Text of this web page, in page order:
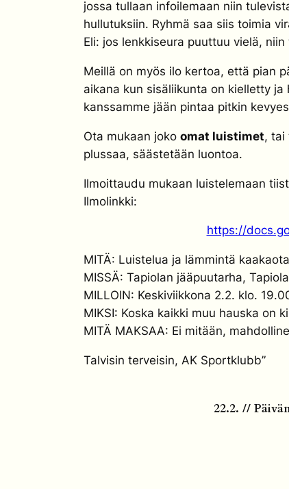
jossa tullaan infoilemaan niin
hullutuksiin. Ryhmä saa siis toimia
Eli: jos lenkkiseura puuttuu vielä,
Meillä on myös ilo kertoa, että pian
aikana kun sisäliikunta on kielletty
kanssamme jään pintaa pitkin
Ota mukaan joko omat luistimet, tai
plussaa, säästetään luontoa.
Ilmoittaudu mukaan luistelemaan
Ilmolinkki:
https://
MITÄ: Luistelua ja lämmintä kaakaota
MISSÄ: Tapiolan jääpuutarha,
MILLOIN: Keskiviikkona 2.2. klo.
MIKSI: Koska kaikki muu hauska on
MITÄ MAKSAA: Ei mitään,
Talvisin terveisin, AK Sportklubb”
22.2. //